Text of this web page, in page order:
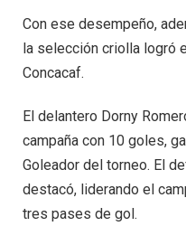
Con ese desempeño,
la selección criolla logró
Concacaf.
El delantero Dorny
campaña con 10 goles,
Goleador del torneo. El
destacó, liderando el
tres pases de gol.